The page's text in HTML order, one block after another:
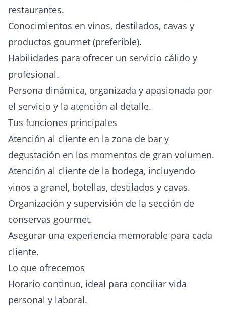
restaurantes.
Conocimientos en vinos, destilados, cavas y
productos gourmet (preferible).
Habilidades para ofrecer un servicio cálido y
profesional.
Persona dinámica, organizada y apasionada por
el servicio y la atención al detalle.
Tus funciones principales
Atención al cliente en la zona de bar y
degustación en los momentos de gran volumen.
Atención al cliente de la bodega, incluyendo
vinos a granel, botellas, destilados y cavas.
Organización y supervisión de la sección de
conservas gourmet.
Asegurar una experiencia memorable para cada
cliente.
Lo que ofrecemos
Horario continuo, ideal para conciliar vida
personal y laboral.